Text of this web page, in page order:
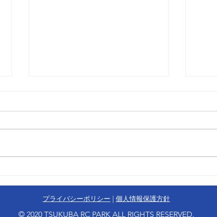
ンド・スピードレース開催結
果のお知らせ
ン
プライバシーポリシー | 個人情報保護方針
© 2020 TSUKUBA RC PARK ALL RIGHTS RESERVED.